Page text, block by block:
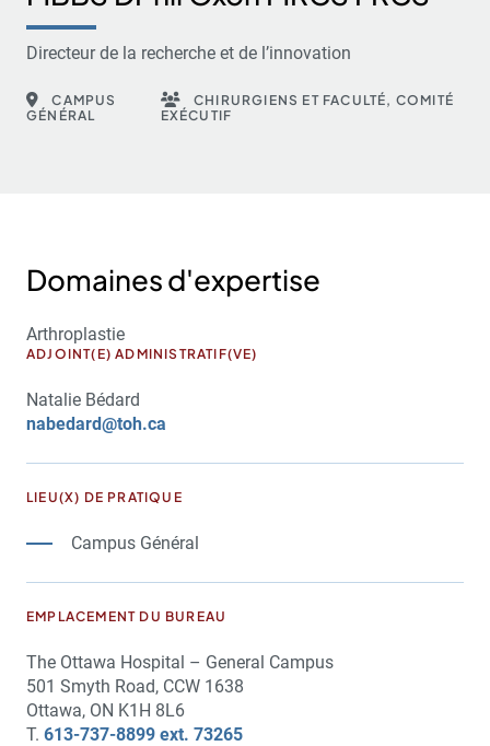
Directeur de la recherche et de l’innovation
CAMPUS
GÉNÉRAL
CHIRURGIENS ET FACULTÉ, COMITÉ
EXÉCUTIF
Domaines d'expertise
Arthroplastie
ADJOINT(E) ADMINISTRATIF(VE)
Natalie Bédard
nabedard@toh.ca
LIEU(X) DE PRATIQUE
Campus Général
EMPLACEMENT DU BUREAU
The Ottawa Hospital – General Campus
501 Smyth Road, CCW 1638
Ottawa, ON K1H 8L6
T. 613-737-8899 ext. 73265